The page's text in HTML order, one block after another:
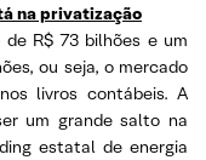
na privatização
R$ 73 bilhões e um
ou seja, o mercado
livros contábeis. A
um grande salto na
estatal de energia